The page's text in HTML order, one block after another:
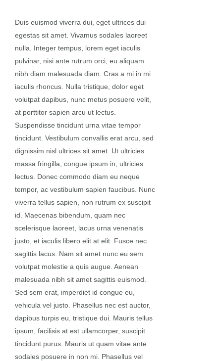
Duis euismod viverra dui, eget ultrices dui
egestas sit amet. Vivamus sodales laoreet
nulla. Integer tempus, lorem eget iaculis
pulvinar, nisi ante rutrum orci, eu aliquam
nibh diam malesuada diam. Cras a mi in mi
iaculis rhoncus. Nulla tristique, dolor eget
volutpat dapibus, nunc metus posuere velit,
at porttitor sapien arcu ut lectus.
Suspendisse tincidunt urna vitae tempor
tincidunt. Vestibulum convallis erat arcu, sed
dignissim nisl ultrices sit amet. Ut ultricies
massa fringilla, congue ipsum in, ultricies
lectus. Donec commodo diam eu neque
tempor, ac vestibulum sapien faucibus. Nunc
viverra tellus sapien, non rutrum ex suscipit
id. Maecenas bibendum, quam nec
scelerisque laoreet, lacus urna venenatis
justo, et iaculis libero elit at elit. Fusce nec
sagittis lacus. Nam sit amet nunc eu sem
volutpat molestie a quis augue. Aenean
malesuada nibh sit amet sagittis euismod.
Sed sem erat, imperdiet id congue eu,
vehicula vel justo. Phasellus nec est auctor,
dapibus turpis eu, tristique dui. Mauris tellus
ipsum, facilisis at est ullamcorper, suscipit
tincidunt purus. Mauris ut quam vitae ante
sodales posuere in non mi. Phasellus vel